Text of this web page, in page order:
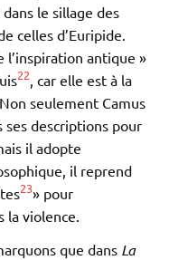
le sillage des
celles d’Euripide.
l’inspiration antique »
22 , car elle est à la
seulement Camus
ses descriptions pour
il adopte
il reprend
23» pour
violence.
que dans La